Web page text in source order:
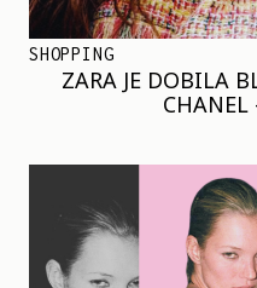
SHOPPING
ZARA JE DOBILA
CHANEL